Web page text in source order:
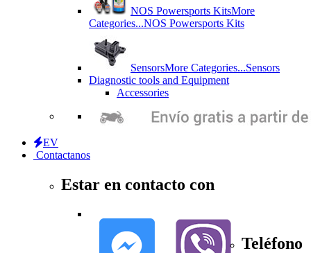
NOS Powersports KitsMore
Categories...NOS Powersports Kits
SensorsMore Categories...Sensors
Diagnostic tools and Equipment
Accessories
EV
Contactanos
Estar en contacto con
Teléfono